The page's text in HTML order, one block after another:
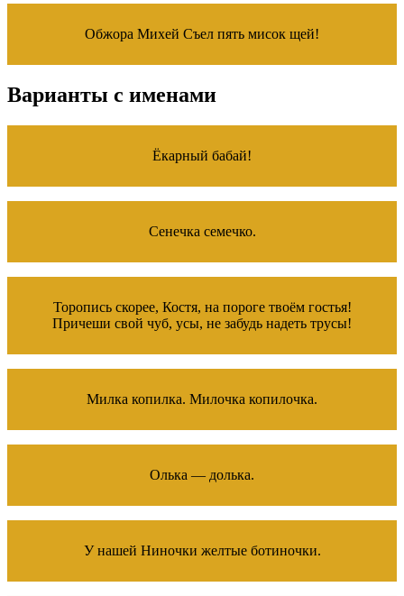
Обжора Михей Съел пять мисок щей!
Варианты с именами
Ёкарный бабай!
Сенечка семечко.
Торопись скорее, Костя, на пороге твоём гостья!
Причеши свой чуб, усы, не забудь надеть трусы!
Милка копилка. Милочка копилочка.
Олька — долька.
У нашей Ниночки желтые ботиночки.